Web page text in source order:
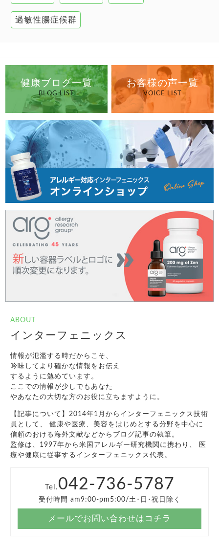
過敏性腸症候群
健康ブログ一覧
BLOG LIST
お客様の声一覧
VOICE LIST
ABOUT
インターフェニックス
情報が氾濫する時だからこそ、
吟味してより確かな情報をお伝え
するように勉めています。
ここでの情報が少しでもあなた
やあなたの大切な方のお役に立ちますように。
【記事について】2014年1月からインターフェニックス技術
員として、 健康や医療、美容をはじめとする分野を中心に
信頼のおける海外文献などからブログ記事の執筆。
監修は、1997年から米国アレルギー研究機関に携わり、 医
療や健康に従事するインターフェニックス代表。
Tel. 042-736-5787
受付時間 am9:00-pm5:00/土･日･祝日除く
メールでお問い合わせはコチラ